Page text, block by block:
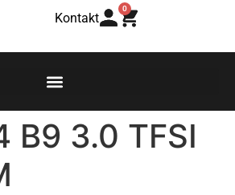
Kontakt
0
B9 3.0 TFSI